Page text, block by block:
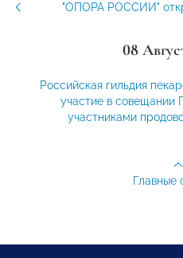
"ОПОРА РОССИИ"
08
Российская гильдия
участие в совещании
участниками
Главные